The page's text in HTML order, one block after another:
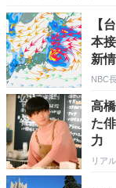
【
本
新
NBC
高
た
力
リア